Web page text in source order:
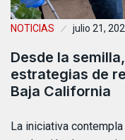
NOTICIAS julio 21,
Desde la
estrategias de
Baja California
La iniciativa